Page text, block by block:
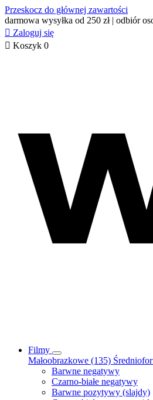
Przeskocz do głównej zawartości
darmowa wysyłka od 250 zł | odbiór
 Zaloguj się
 Koszyk 0
Filmy
Małoobrazkowe (135)
Barwne negatywy
Czarno-białe negatywy
Barwne pozytywy (slajdy)